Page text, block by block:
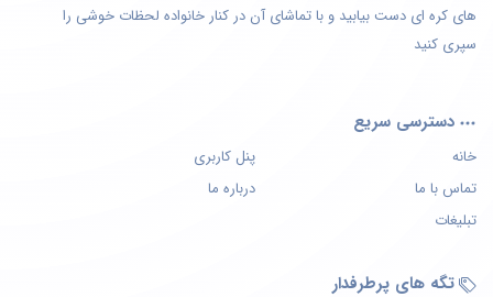
های کره ای دست بیابید و با تماشای آن در کنار خانواده لحظات خوشی را
سپری کنید
دسترسی سریع
خانه
پنل کاربری
تماس با ما
درباره ما
تبلیغات
تگه های پرطرفدار